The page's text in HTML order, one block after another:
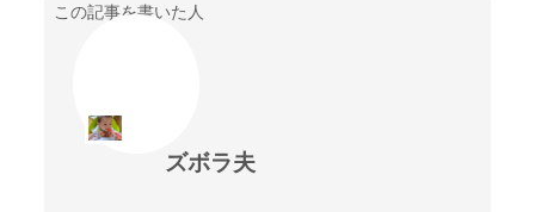
この記事を書いた人
ズボラ夫